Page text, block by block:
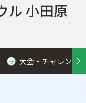
ル 小田原
大会・チャレンジ